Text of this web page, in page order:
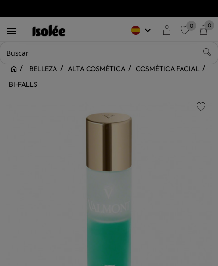
 keyboard_arrow_down 0 0
BELLEZA ALTA COSMÉTICA
COSMÉTICA FACIAL
BI-FALLS